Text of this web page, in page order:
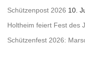
Schützenpost 2026 10.
Holtheim feiert Fest des
Schützenfest 2026: